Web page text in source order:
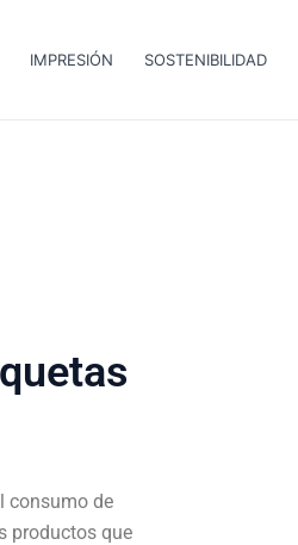
IMPRESIÓN SOSTENIBILIDAD
consumo de
productos que